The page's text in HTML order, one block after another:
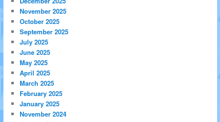
November 2025
October 2025
September 2025
July 2025
June 2025
May 2025
April 2025
March 2025
February 2025
January 2025
November 2024